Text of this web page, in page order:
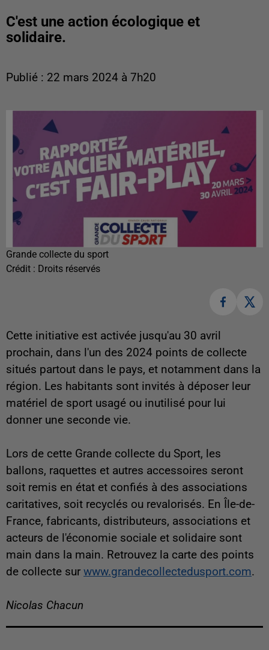
C'est une action écologique et
solidaire.
Publié : 22 mars 2024 à 7h20
Grande collecte du sport
Crédit : Droits réservés
Cette initiative est activée jusqu'au 30 avril
prochain, dans l'un des 2024 points de collecte
situés partout dans le pays, et notamment dans la
région. Les habitants sont invités à déposer leur
matériel de sport usagé ou inutilisé pour lui
donner une seconde vie.
Lors de cette Grande collecte du Sport, les
ballons, raquettes et autres accessoires seront
soit remis en état et confiés à des associations
caritatives, soit recyclés ou revalorisés. En Île-de-
France, fabricants, distributeurs, associations et
acteurs de l'économie sociale et solidaire sont
main dans la main. Retrouvez la carte des points
de collecte sur www.grandecollectedusport.com.
Nicolas Chacun